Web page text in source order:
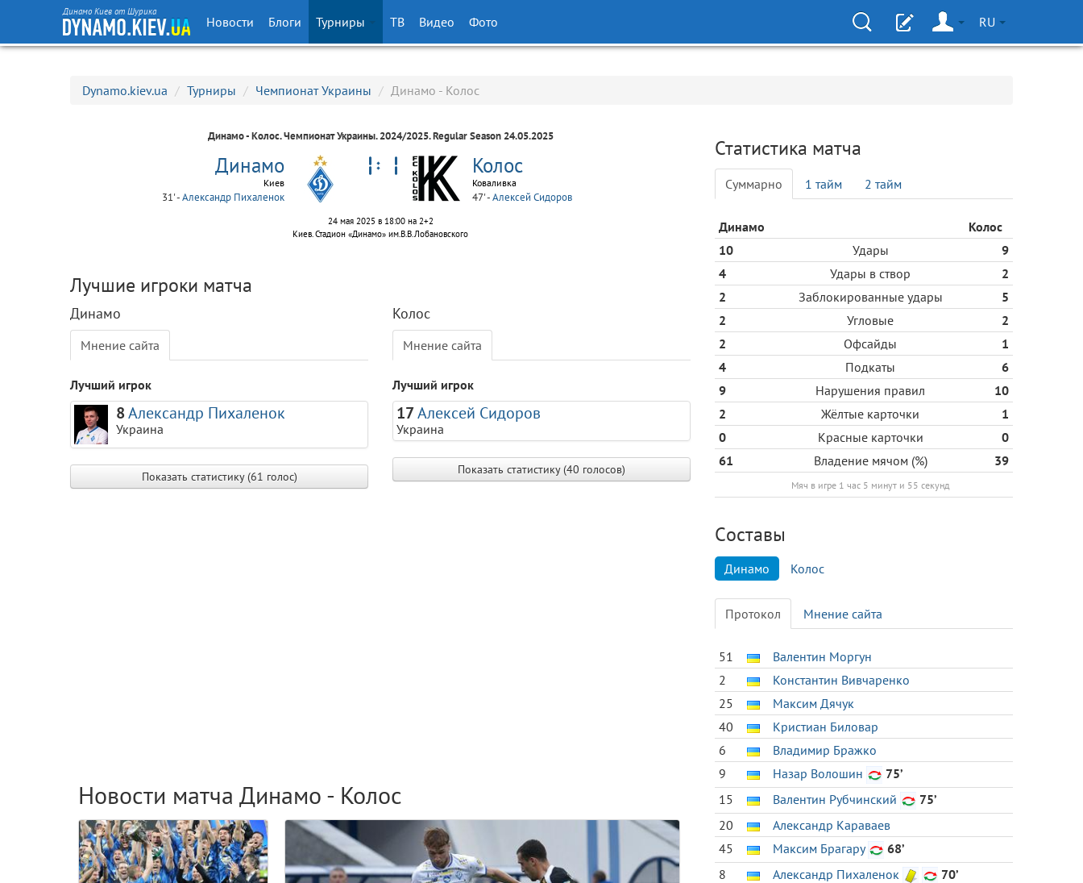
Динамо Киев от Шурика
Новости Блоги Турниры ТВ Видео Фото RU
Dynamo.kiev.ua / Турниры / Чемпионат Украины / Динамо - Колос
Динамо - Колос.Чемпионат Украины. 2024/2025. Regular Season 24.05.2025
Динамо
Киев
31' -Александр Пихаленок
Колос
Коваливка
47' -Алексей Сидоров
24 мая 2025 в 18:00 на 2+2
Киев. Стадион «Динамо» им.В.В.Лобановского
Лучшие игроки матча
Динамо
Мнение сайта
Лучший игрок
8Александр Пихаленок
Украина
Показать статистику (61 голос)
Колос
Мнение сайта
Лучший игрок
17Алексей Сидоров
Украина
Показать статистику (40 голосов)
Новости матча Динамо - Колос
Статистика матча
Cуммарно 1 тайм 2 тайм
Динамо
Колос
10
Удары
9
4
Удары в створ
2
2
Заблокированные удары
5
2
Угловые
2
2
Офсайды
1
4
Подкаты
6
9
Нарушения правил
10
2
Жёлтые карточки
1
0
Красные карточки
0
61
Владение мячом (%) 39
Мяч в игре 1 час 5 минут и 55 секунд
Cоставы
Динамо Колос
Протокол Мнение сайта
51
Валентин Моргун
2
Константин Вивчаренко
25
Максим Дячук
40
Кристиан Биловар
6
Владимир Бражко
9
Назар Волошин
75’
15
Валентин Рубчинский
75’
20
Александр Караваев
45
Максим Брагару
68’
8
Александр Пихаленок
70’